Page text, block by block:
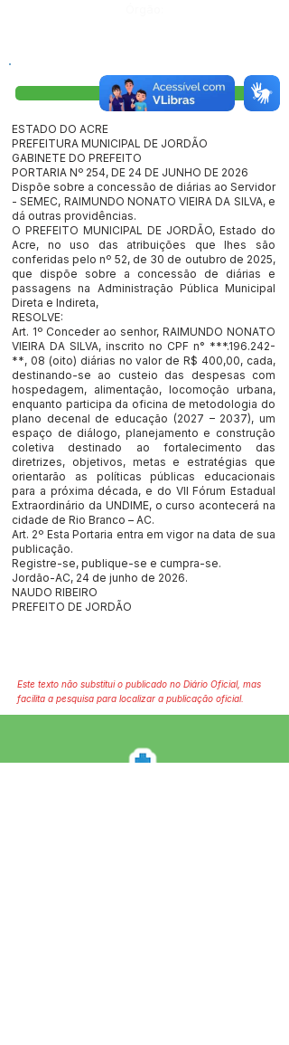
Visualizar
ESTADO DO ACRE
PREFEITURA MUNICIPAL DE JORDÃO
GABINETE DO PREFEITO
PORTARIA Nº 254, DE 24 DE JUNHO DE 2026
Dispõe sobre a concessão de diárias ao Servidor
- SEMEC, RAIMUNDO NONATO VIEIRA DA SILVA, e
dá outras providências.
O PREFEITO MUNICIPAL DE JORDÃO, Estado do
Acre, no uso das atribuições que lhes são
conferidas pelo nº 52, de 30 de outubro de 2025,
que dispõe sobre a concessão de diárias e
passagens na Administração Pública Municipal
Direta e Indireta,
RESOLVE:
Art. 1º Conceder ao senhor, RAIMUNDO NONATO
VIEIRA DA SILVA, inscrito no CPF n° ***.196.242-
**, 08 (oito) diárias no valor de R$ 400,00, cada,
destinando-se ao custeio das despesas com
hospedagem, alimentação, locomoção urbana,
enquanto participa da oficina de metodologia do
plano decenal de educação (2027 – 2037), um
espaço de diálogo, planejamento e construção
coletiva destinado ao fortalecimento das
diretrizes, objetivos, metas e estratégias que
orientarão as políticas públicas educacionais
para a próxima década, e do Vll Fórum Estadual
Extraordinário da UNDIME, o curso acontecerá na
cidade de Rio Branco – AC.
Art. 2º Esta Portaria entra em vigor na data de sua
publicação.
Registre-se, publique-se e cumpra-se.
Jordão-AC, 24 de junho de 2026.
NAUDO RIBEIRO
PREFEITO DE JORDÃO
Este texto não substitui o publicado no Diário Oficial, mas
facilita a pesquisa para localizar a publicação oficial.